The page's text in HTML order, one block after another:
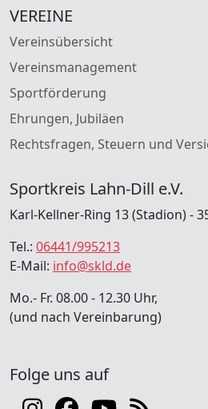
VEREINE
Vereinsübersicht
Vereinsmanagement
Sportförderung
Ehrungen, Jubiläen
Rechtsfragen, Steuern und
Sportkreis Lahn-Dill e.V.
Karl-Kellner-Ring 13 (Stadion) -
Tel.: 06441/995213
E-Mail: info@skld.de
Mo.- Fr. 08.00 - 12.30 Uhr,
(und nach Vereinbarung)
Folge uns auf